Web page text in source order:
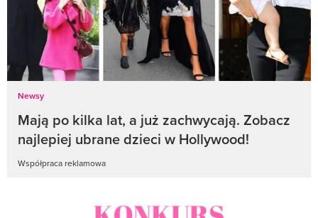
Newsy
Mają po kilka lat, a już zachwycają. Zobacz
najlepiej ubrane dzieci w Hollywood!
Współpraca reklamowa